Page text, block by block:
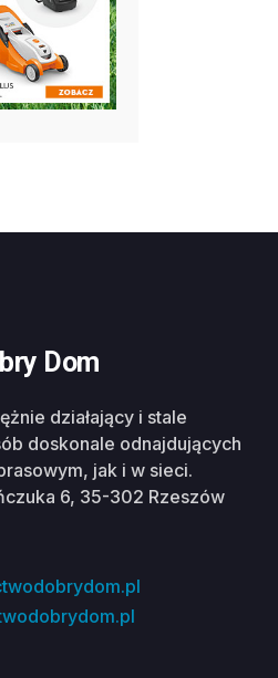
Dom
działający i stale
doskonale odnajdujących
jak i w sieci.
6, 35-302 Rzeszów